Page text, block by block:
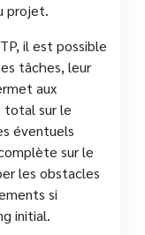
projet.
il est possible
tâches, leur
aux
total sur le
éventuels
sur le
les obstacles
si
initial.